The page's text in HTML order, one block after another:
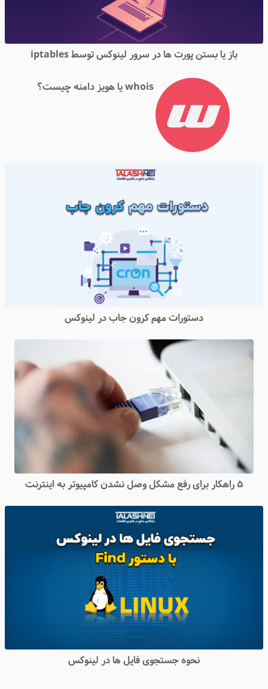
باز یا بستن پورت ها در سرور لینوکس توسط iptables
whois یا هویز دامنه چیست؟
دستورات مهم کرون جاب در لینوکس
۵ راهکار برای رفع مشکل وصل نشدن کامپیوتر به اینترنت
نحوه جستجوی فایل ها در لینوکس